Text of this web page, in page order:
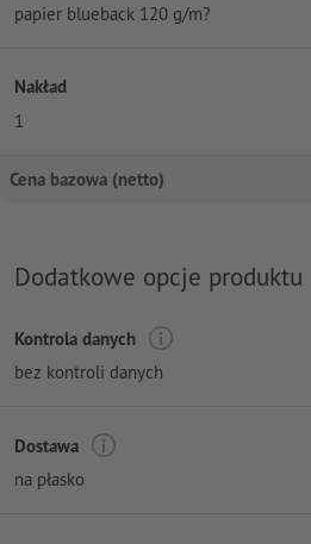
papier blueback 120 g/m?
Nakład
1
Cena bazowa (netto)
Dodatkowe opcje produktu
Kontrola danych
bez kontroli danych
Dostawa
na płasko